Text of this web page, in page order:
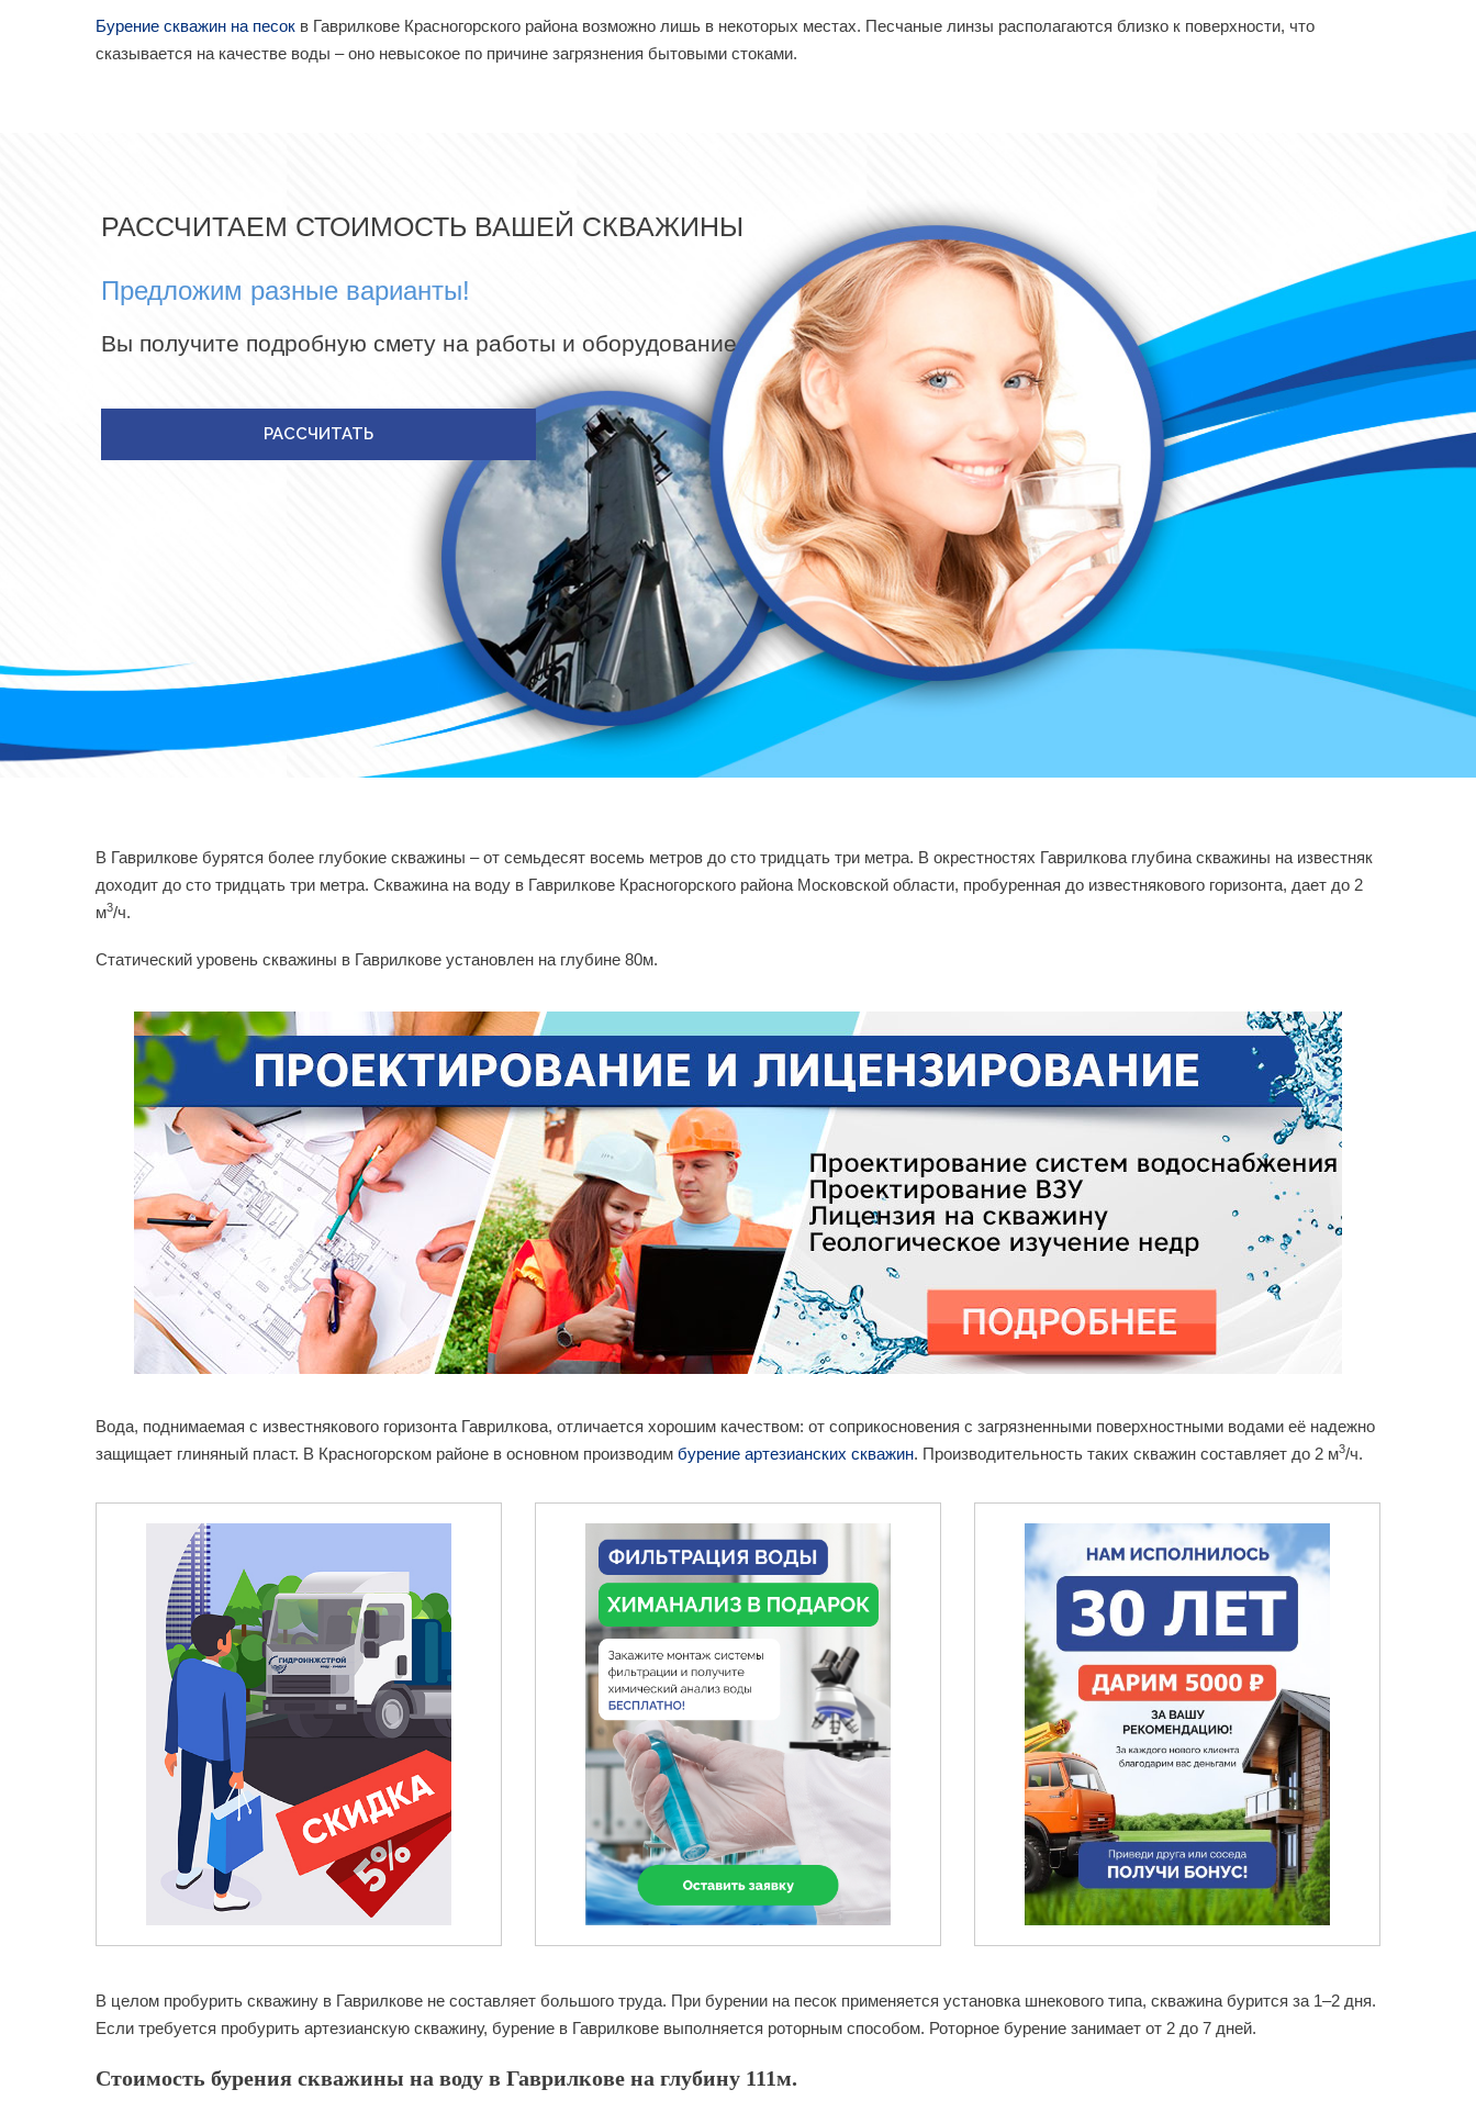
Бурение скважин на песок в Гаврилкове Красногорского района возможно лишь в некоторых местах. Песчаные линзы располагаются близко к поверхности, что
сказывается на качестве воды – оно невысокое по причине загрязнения бытовыми стоками.
РАССЧИТАЕМ СТОИМОСТЬ ВАШЕЙ СКВАЖИНЫ
Предложим разные варианты!
Вы получите подробную смету на работы и оборудование
РАССЧИТАТЬ
В Гаврилкове бурятся более глубокие скважины – от семьдесят восемь метров до сто тридцать три метра. В окрестностях Гаврилкова глубина скважины на известняк
доходит до сто тридцать три метра. Скважина на воду в Гаврилкове Красногорского района Московской области, пробуренная до известнякового горизонта, дает до 2
м3/ч.
Статический уровень скважины в Гаврилкове установлен на глубине 80м.
Вода, поднимаемая с известнякового горизонта Гаврилкова, отличается хорошим качеством: от соприкосновения с загрязненными поверхностными водами её надежно
защищает глиняный пласт. В Красногорском районе в основном производим бурение артезианских скважин. Производительность таких скважин составляет до 2 м3/ч.
В целом пробурить скважину в Гаврилкове не составляет большого труда. При бурении на песок применяется установка шнекового типа, скважина бурится за 1–2 дня.
Если требуется пробурить артезианскую скважину, бурение в Гаврилкове выполняется роторным способом. Роторное бурение занимает от 2 до 7 дней.
Стоимость бурения скважины на воду в Гаврилкове на глубину 111м.